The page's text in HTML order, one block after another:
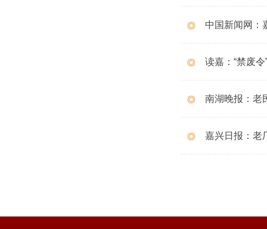
中国新闻网：
读嘉：“禁废
南湖晚报：老
嘉兴日报：老